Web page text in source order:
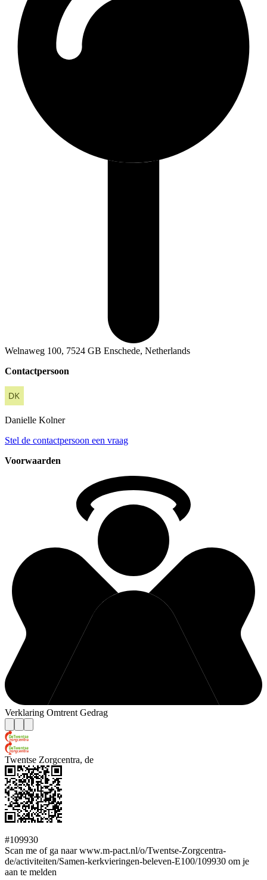
Welnaweg 100, 7524 GB Enschede, Netherlands
Contactpersoon
Danielle Kolner
Stel de contactpersoon een vraag
Voorwaarden
Verklaring Omtrent Gedrag
Twentse Zorgcentra, de
#109930
Scan me of ga naar www.m-pact.nl/o/Twentse-Zorgcentra-
de/activiteiten/Samen-kerkvieringen-beleven-E100/109930 om je
aan te melden